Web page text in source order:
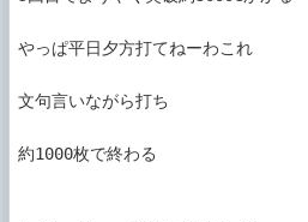
やっぱ平日夕方打てねーわこれ
文句言いながら打ち
約1000枚で終わる